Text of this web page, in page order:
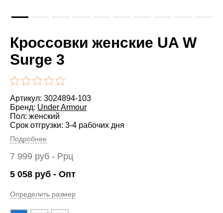
Кроссовки женские UA W
Surge 3
Артикул: 3024894-103
Бренд: Under Armour
Пол: женский
Срок отгрузки: 3-4 рабочих дня
Подробнее
7 999 руб - Ррц
5 058 руб - Опт
Определить размер